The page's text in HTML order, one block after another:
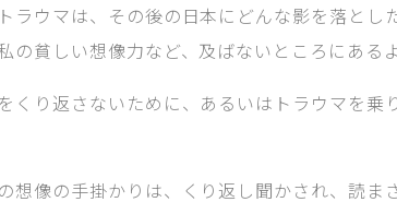
ラウマは、その後の日本にどんな影を落と
の貧しい想像力など、及ばないところにある
くり返さないために、あるいはトラウマを
想像の手掛かりは、くり返し聞かされ、読